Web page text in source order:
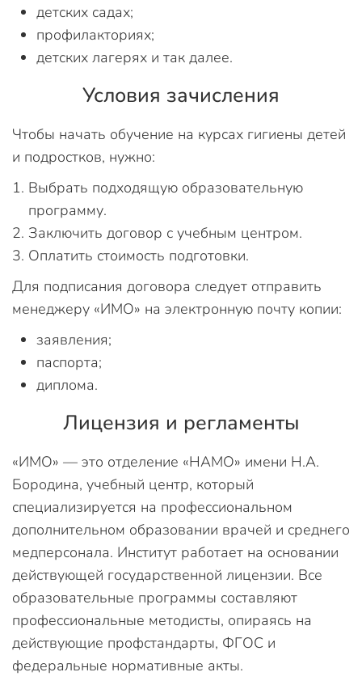
детских садах;
профилакториях;
детских лагерях и так далее.
Условия зачисления
Чтобы начать обучение на курсах гигиены детей
и подростков, нужно:
Выбрать подходящую образовательную
программу.
Заключить договор с учебным центром.
Оплатить стоимость подготовки.
Для подписания договора следует отправить
менеджеру «ИМО» на электронную почту копии:
заявления;
паспорта;
диплома.
Лицензия и регламенты
«ИМО» — это отделение «НАМО» имени Н.А.
Бородина, учебный центр, который
специализируется на профессиональном
дополнительном образовании врачей и среднего
медперсонала. Институт работает на основании
действующей государственной лицензии. Все
образовательные программы составляют
профессиональные методисты, опираясь на
действующие профстандарты, ФГОС и
федеральные нормативные акты.